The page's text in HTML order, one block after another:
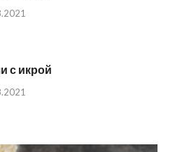
с икрой